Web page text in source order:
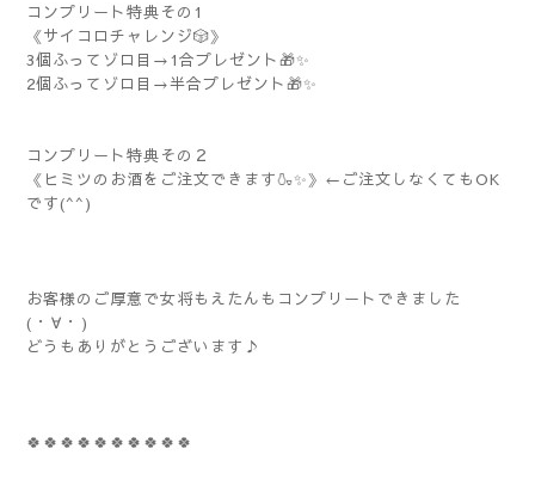
コンプリート特典その1
《サイコロチャレンジ🎲》
3個ふってゾロ目→1合プレゼント🎁✨
2個ふってゾロ目→半合プレゼント🎁✨
コンプリート特典その２
《ヒミツのお酒をご注文できます🍶✨》←ご注文しなくてもOK
です(^^)
お客様のご厚意で女将もえたんもコンプリートできました
(⁠・⁠∀⁠・⁠)
どうもありがとうございます♪
🍀🍀🍀🍀🍀🍀🍀🍀🍀🍀